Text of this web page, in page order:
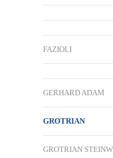
FAZIOLI
GERHARD ADAM
GROTRIAN
GROTRIAN